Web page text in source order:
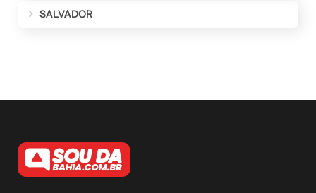
SALVADOR